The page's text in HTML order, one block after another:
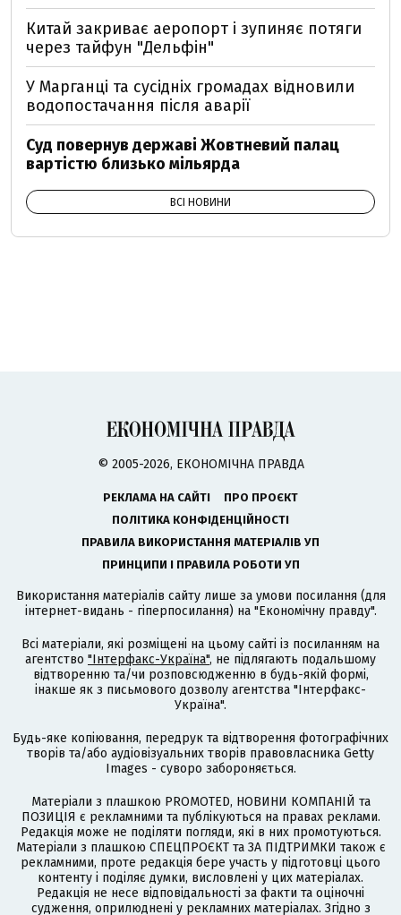
Китай закриває аеропорт і зупиняє потяги
через тайфун "Дельфін"
У Марганці та сусідніх громадах відновили
водопостачання після аварії
Суд повернув державі Жовтневий палац
вартістю близько мільярда
ВСІ НОВИНИ
© 2005-2026, ЕКОНОМІЧНА ПРАВДА
РЕКЛАМА НА САЙТІ
ПРО ПРОЄКТ
ПОЛІТИКА КОНФІДЕНЦІЙНОСТІ
ПРАВИЛА ВИКОРИСТАННЯ МАТЕРІАЛІВ УП
ПРИНЦИПИ І ПРАВИЛА РОБОТИ УП
Використання матеріалів сайту лише за умови посилання (для
інтернет-видань - гіперпосилання) на "Економічну правду".
Всі матеріали, які розміщені на цьому сайті із посиланням на
агентство "Інтерфакс-Україна", не підлягають подальшому
відтворенню та/чи розповсюдженню в будь-якій формі,
інакше як з письмового дозволу агентства "Інтерфакс-
Україна".
Будь-яке копіювання, передрук та відтворення фотографічних
творів та/або аудіовізуальних творів правовласника Getty
Images - суворо забороняється.
Матеріали з плашкою PROMOTED, НОВИНИ КОМПАНІЙ та
ПОЗИЦІЯ є рекламними та публікуються на правах реклами.
Редакція може не поділяти погляди, які в них промотуються.
Матеріали з плашкою СПЕЦПРОЄКТ та ЗА ПІДТРИМКИ також є
рекламними, проте редакція бере участь у підготовці цього
контенту і поділяє думки, висловлені у цих матеріалах.
Редакція не несе відповідальності за факти та оціночні
судження, оприлюднені у рекламних матеріалах. Згідно з